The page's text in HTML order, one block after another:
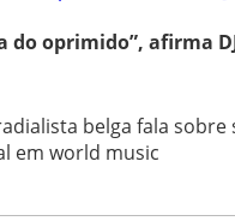
do oprimido”, afirma
belga fala sobre
em world music